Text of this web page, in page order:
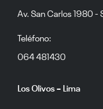
Av. San Carlos 1980 -
Teléfono:
064 481430
Los Olivos – Lima